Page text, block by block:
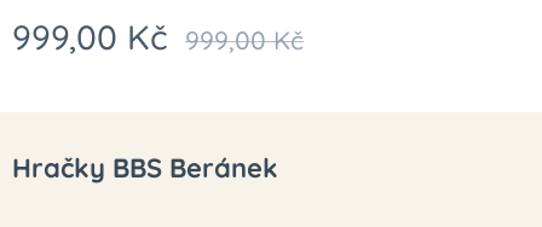
999,00 Kč 999,00Kč
Hračky BBS Beránek